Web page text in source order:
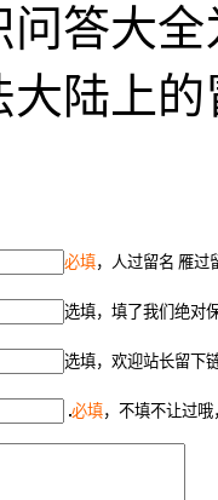
答大
陆上
必填，人过留名 雁过
选填，填了我们绝对
选填，欢迎站长留下
必填，不填不让过